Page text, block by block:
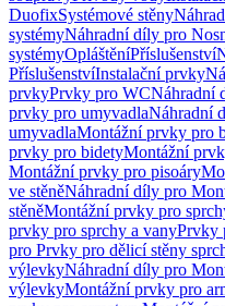
DuofixSystémové stěny
systémyNáhradní díly pro
systémyOpláštěníPříslušenství
PříslušenstvíInstalační prvky
prvkyPrvky pro WCNáhradní
prvky pro umyvadlaNáhradní
umyvadlaMontážní prvky pro
prvky pro bidetyMontážní
Montážní prvky pro pisoáry
ve stěněNáhradní díly pro
stěněMontážní prvky pro
prvky pro sprchy a vanyPrvky
pro Prvky pro dělicí stěny
výlevkyNáhradní díly pro
výlevkyMontážní prvky pro